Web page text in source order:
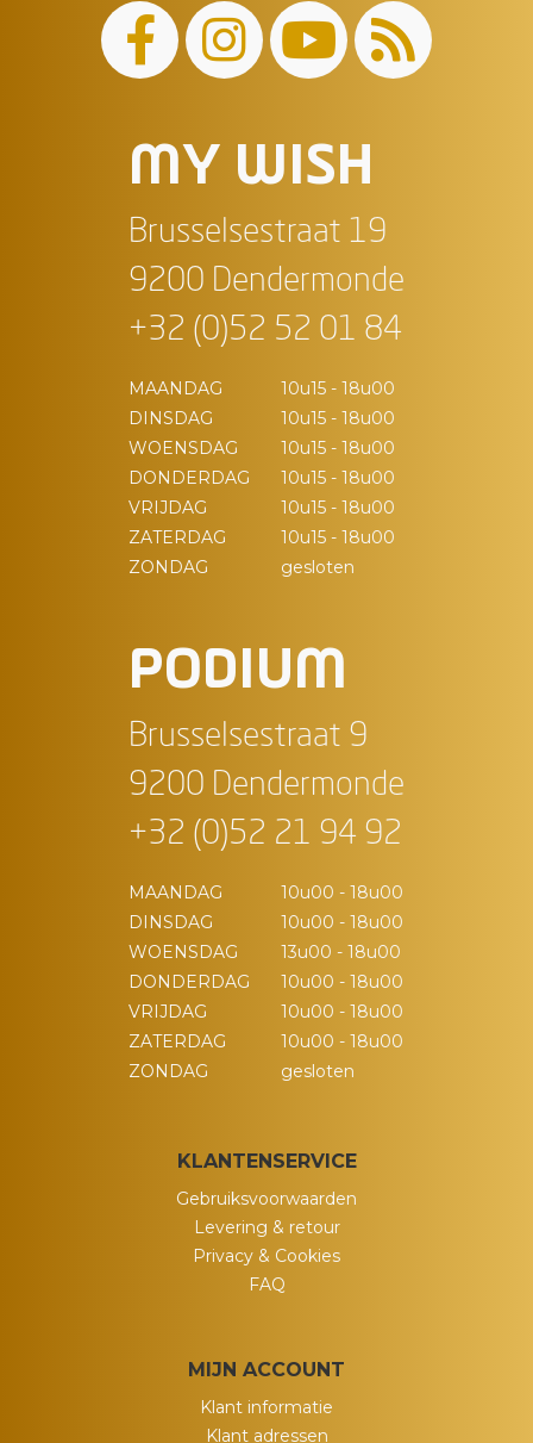
MY WISH
Brusselsestraat 19
9200 Dendermonde
+32 (0)52 52 01 84
MAANDAG
10u15 - 18u00
DINSDAG
10u15 - 18u00
WOENSDAG
10u15 - 18u00
DONDERDAG
10u15 - 18u00
VRIJDAG
10u15 - 18u00
ZATERDAG
10u15 - 18u00
ZONDAG
gesloten
PODIUM
Brusselsestraat 9
9200 Dendermonde
+32 (0)52 21 94 92
MAANDAG
10u00 - 18u00
DINSDAG
10u00 - 18u00
WOENSDAG
13u00 - 18u00
DONDERDAG
10u00 - 18u00
VRIJDAG
10u00 - 18u00
ZATERDAG
10u00 - 18u00
ZONDAG
gesloten
KLANTENSERVICE
Gebruiksvoorwaarden
Levering & retour
Privacy & Cookies
FAQ
MIJN ACCOUNT
Klant informatie
Klant adressen